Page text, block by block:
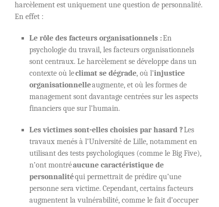
harcèlement est uniquement une question de personnalité.
En effet :
Le rôle des facteurs organisationnels :En
psychologie du travail, les facteurs organisationnels
sont centraux. Le harcèlement se développe dans un
contexte où leclimat se dégrade, où l’injustice
organisationnelleaugmente, et où les formes de
management sont davantage centrées sur les aspects
financiers que sur l’humain.
Les victimes sont-elles choisies par hasard ?Les
travaux menés à l’Université de Lille, notamment en
utilisant des tests psychologiques (comme le Big Five),
n’ont montréaucune caractéristique de
personnalitéqui permettrait de prédire qu’une
personne sera victime. Cependant, certains facteurs
augmentent la vulnérabilité, comme le fait d’occuper